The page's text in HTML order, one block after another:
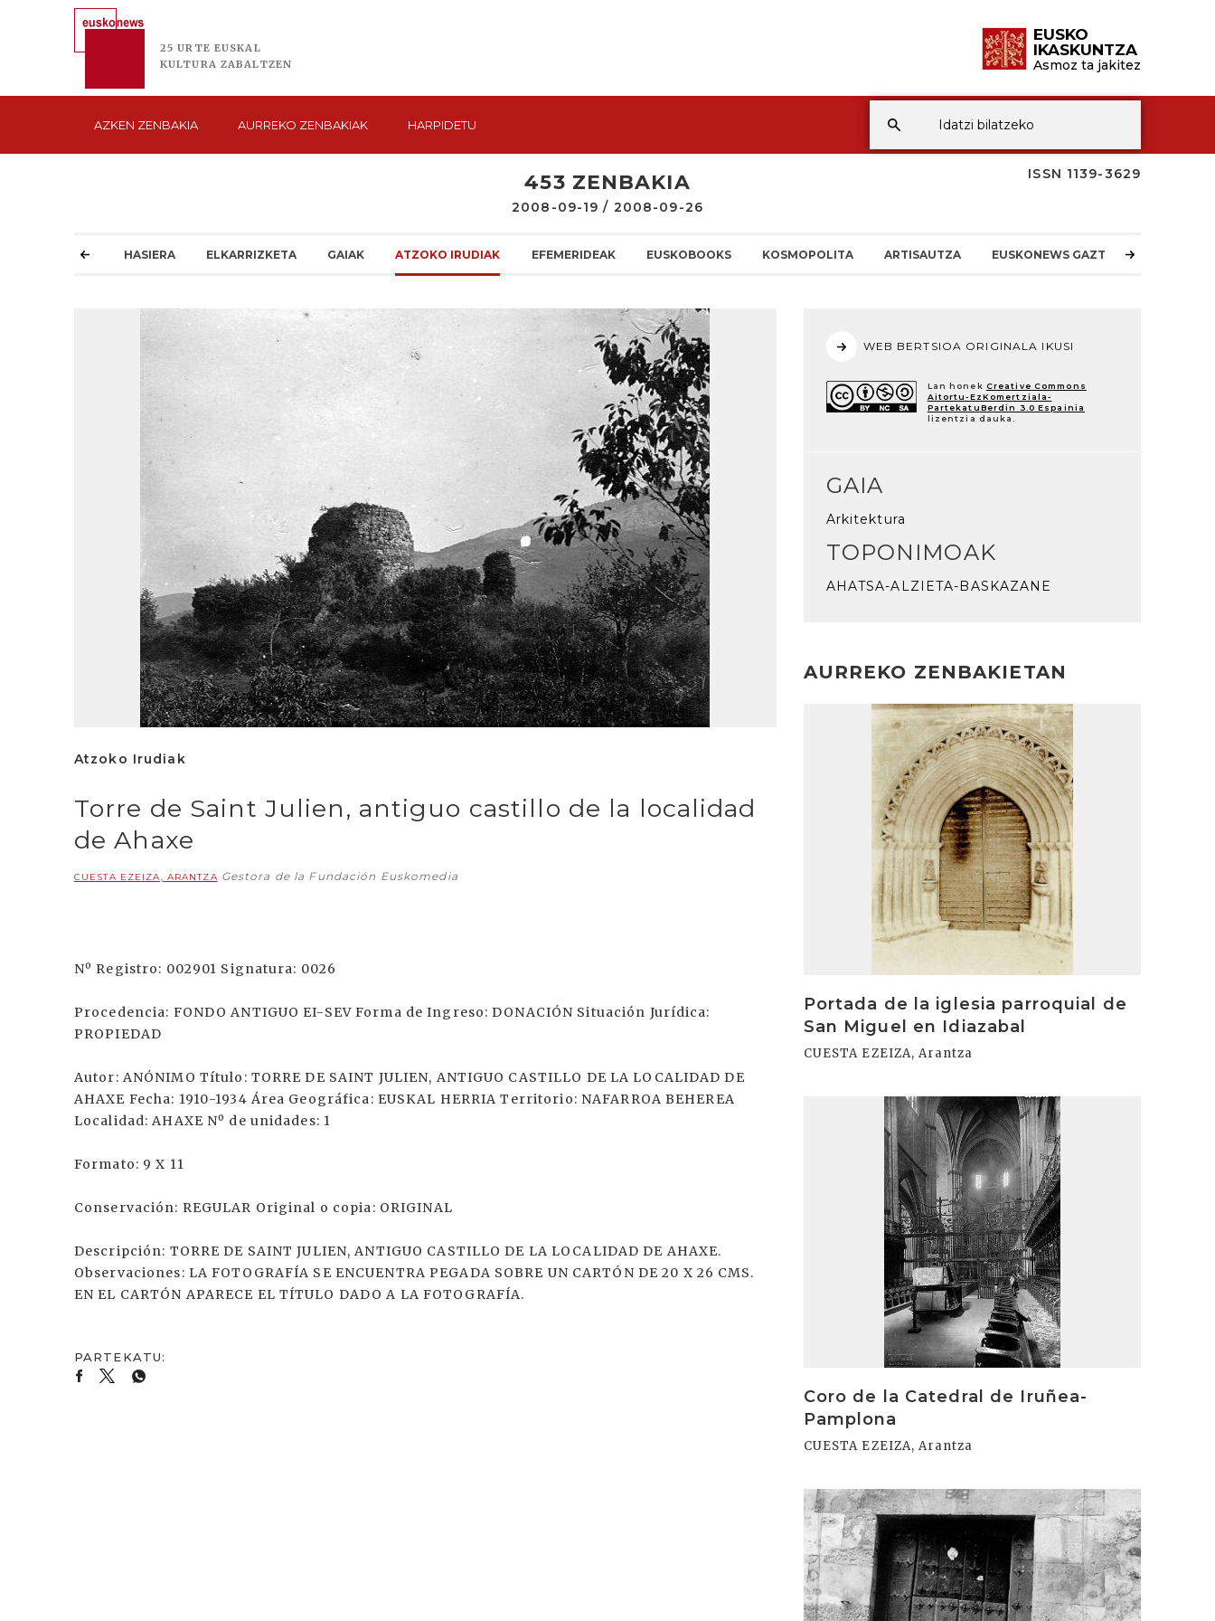
25 URTE EUSKAL
KULTURA ZABALTZEN
EUSKO
IKASKUNTZA
Asmoz ta jakitez
AZKEN ZENBAKIA AURREKO ZENBAKIAK HARPIDETU
ISSN 1139-3629
453 ZENBAKIA
2008-09-19 / 2008-09-26
HASIERA ELKARRIZKETA GAIAK ATZOKO IRUDIAK EFEMERIDEAK EUSKOBOOKS KOSMOPOLITA ARTISAUTZA EUSKONEWS GAZTEA
Atzoko Irudiak
Torre de Saint Julien, antiguo castillo de la localidad
de Ahaxe
CUESTA EZEIZA, ARANTZA Gestora de la Fundación Euskomedia
Nº Registro: 002901 Signatura: 0026
Procedencia: FONDO ANTIGUO EI-SEV Forma de Ingreso: DONACIÓN Situación Jurídica:
PROPIEDAD
Autor: ANÓNIMO Título: TORRE DE SAINT JULIEN, ANTIGUO CASTILLO DE LA LOCALIDAD DE
AHAXE Fecha: 1910-1934 Área Geográfica: EUSKAL HERRIA Territorio: NAFARROA BEHEREA
Localidad: AHAXE Nº de unidades: 1
Formato: 9 X 11
Conservación: REGULAR Original o copia: ORIGINAL
Descripción: TORRE DE SAINT JULIEN, ANTIGUO CASTILLO DE LA LOCALIDAD DE AHAXE.
Observaciones: LA FOTOGRAFÍA SE ENCUENTRA PEGADA SOBRE UN CARTÓN DE 20 X 26 CMS.
EN EL CARTÓN APARECE EL TÍTULO DADO A LA FOTOGRAFÍA.
WEB BERTSIOA ORIGINALA IKUSI
Lan honek Creative Commons
Aitortu-EzKomertziala-
PartekatuBerdin 3.0 Espainia
lizentzia dauka.
GAIA
Arkitektura
TOPONIMOAK
AHATSA-ALZIETA-BASKAZANE
AURREKO ZENBAKIETAN
Portada de la iglesia parroquial de
San Miguel en Idiazabal
CUESTA EZEIZA, Arantza
Coro de la Catedral de Iruñea-
Pamplona
CUESTA EZEIZA, Arantza
Irakurri